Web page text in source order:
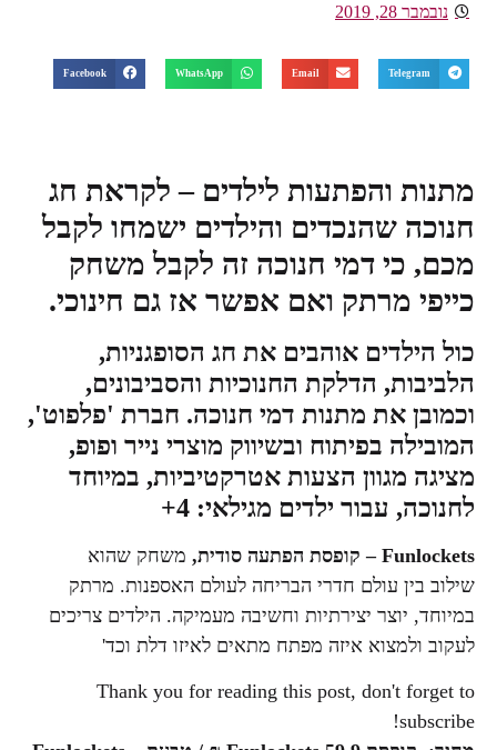
נובמבר 28, 2019
Telegram
Email
WhatsApp
Facebook
מתנות והפתעות לילדים – לקראת חג
חנוכה שהנכדים והילדים ישמחו לקבל
מכם, כי דמי חנוכה זה לקבל משחק
כייפי מרתק ואם אפשר אז גם חינוכי.
כול הילדים אוהבים את חג הסופגניות,
הלביבות, הדלקת החנוכיות והסביבונים,
וכמובן את מתנות דמי חנוכה.חברת 'פלפוט',
המובילה בפיתוח ובשיווק מוצרי נייר ופופ,
מציגה מגוון הצעות אטרקטיביות, במיוחד
לחנוכה, עבור ילדים מגילאי: 4+
Funlockets– קופסת הפתעה סודית,משחק שהוא
שילוב בין עולם חדרי הבריחה לעולם האספנות. מרתק
במיוחד, יוצר יצירתיות וחשיבה מעמיקה. הילדים צריכים
לעקוב ולמצוא איזה מפתח מתאים לאיזו דלת וכד'
Thank you for reading this post, don't forget to
subscribe!